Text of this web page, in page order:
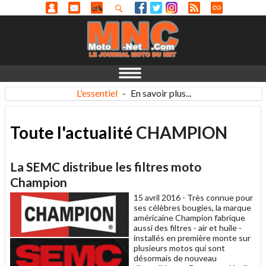
L'essentiel - En savoir plus...
Toute l'actualité CHAMPION
La SEMC distribue les filtres moto
Champion
15 avril 2016 - Très connue pour
ses célèbres bougies, la marque
américaine Champion fabrique
aussi des filtres - air et huile -
installés en première monte sur
plusieurs motos qui sont
désormais de nouveau